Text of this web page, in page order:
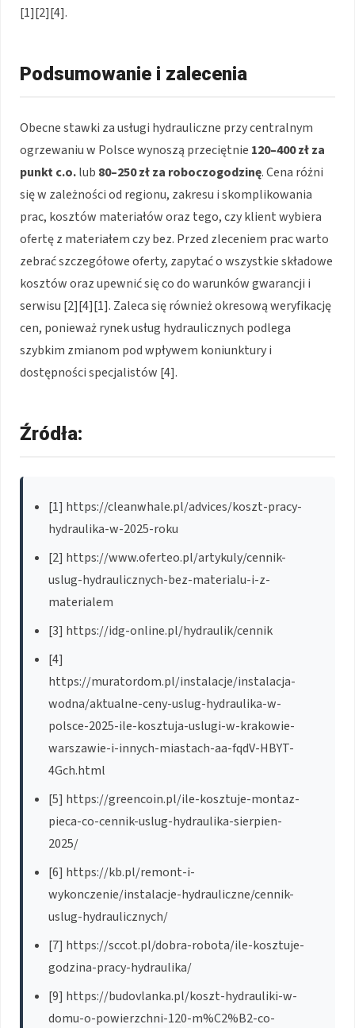
[1][2][4].
Podsumowanie i zalecenia
Obecne stawki za usługi hydrauliczne przy centralnym
ogrzewaniu w Polsce wynoszą przeciętnie 120–400 zł za
punkt c.o.lub 80–250 zł za roboczogodzinę. Cena różni
się w zależności od regionu, zakresu i skomplikowania
prac, kosztów materiałów oraz tego, czy klient wybiera
ofertę z materiałem czy bez. Przed zleceniem prac warto
zebrać szczegółowe oferty, zapytać o wszystkie składowe
kosztów oraz upewnić się co do warunków gwarancji i
serwisu [2][4][1]. Zaleca się również okresową weryfikację
cen, ponieważ rynek usług hydraulicznych podlega
szybkim zmianom pod wpływem koniunktury i
dostępności specjalistów [4].
Źródła:
[1] https://cleanwhale.pl/advices/koszt-pracy-
hydraulika-w-2025-roku
[2] https://www.oferteo.pl/artykuly/cennik-
uslug-hydraulicznych-bez-materialu-i-z-
materialem
[3] https://idg-online.pl/hydraulik/cennik
[4]
https://muratordom.pl/instalacje/instalacja-
wodna/aktualne-ceny-uslug-hydraulika-w-
polsce-2025-ile-kosztuja-uslugi-w-krakowie-
warszawie-i-innych-miastach-aa-fqdV-HBYT-
4Gch.html
[5] https://greencoin.pl/ile-kosztuje-montaz-
pieca-co-cennik-uslug-hydraulika-sierpien-
2025/
[6] https://kb.pl/remont-i-
wykonczenie/instalacje-hydrauliczne/cennik-
uslug-hydraulicznych/
[7] https://sccot.pl/dobra-robota/ile-kosztuje-
godzina-pracy-hydraulika/
[9] https://budovlanka.pl/koszt-hydrauliki-w-
domu-o-powierzchni-120-m%C2%B2-co-